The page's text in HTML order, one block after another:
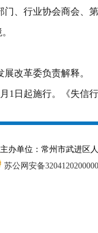
、行业协会商会、
改革委负责解释。
月 1 日 起施行。《失信
办单位：常州市武进
苏公网安备